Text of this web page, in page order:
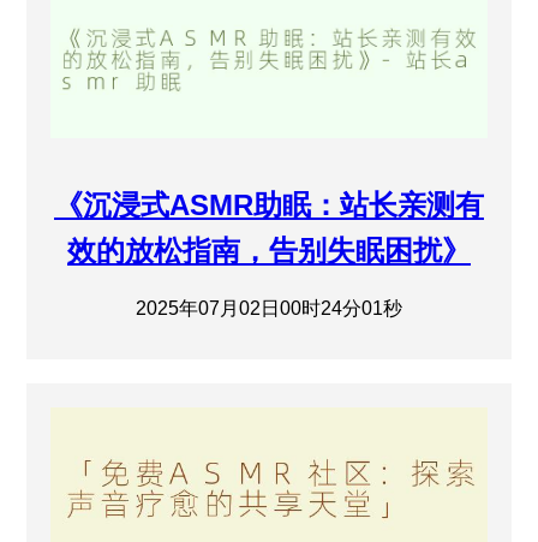
《沉浸式ASMR助眠：站长亲测有
效的放松指南，告别失眠困扰》
2025年07月02日00时24分01秒